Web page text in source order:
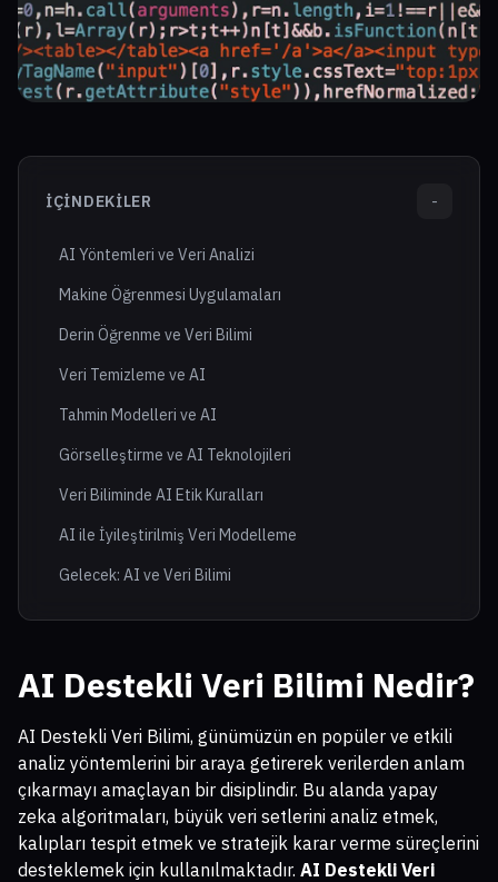
İÇINDEKILER -
AI Yöntemleri ve Veri Analizi
Makine Öğrenmesi Uygulamaları
Derin Öğrenme ve Veri Bilimi
Veri Temizleme ve AI
Tahmin Modelleri ve AI
Görselleştirme ve AI Teknolojileri
Veri Biliminde AI Etik Kuralları
AI ile İyileştirilmiş Veri Modelleme
Gelecek: AI ve Veri Bilimi
AI Destekli Veri Bilimi Nedir?
AI Destekli Veri Bilimi, günümüzün en popüler ve etkili
analiz yöntemlerini bir araya getirerek verilerden anlam
çıkarmayı amaçlayan bir disiplindir. Bu alanda yapay
zeka algoritmaları, büyük veri setlerini analiz etmek,
kalıpları tespit etmek ve stratejik karar verme süreçlerini
desteklemek için kullanılmaktadır. AI Destekli Veri